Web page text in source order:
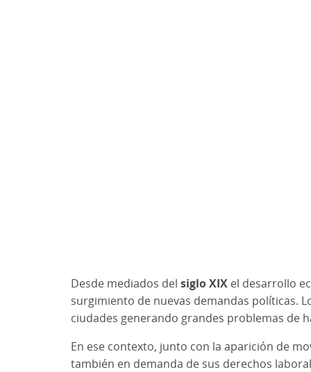
Desde mediados del siglo XIX el desarrollo
surgimiento de nuevas demandas políticas.
ciudades generando grandes problemas de
En ese contexto, junto con la aparición de
también en demanda de sus derechos